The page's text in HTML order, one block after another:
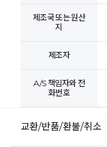
제조국 또는 원산
지
제조자
A/S 책임자와 전
화번호
교환/반품/환불/취소